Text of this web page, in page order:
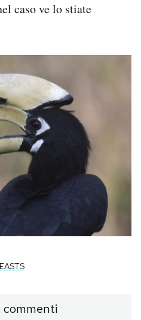
caso ve lo stiate
commenti